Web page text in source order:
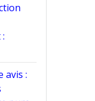
avis :